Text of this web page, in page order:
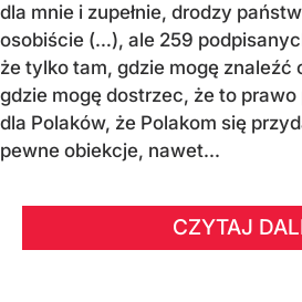
dla mnie i zupełnie, drodzy
osobiście (…), ale 259
że tylko tam, gdzie mogę znaleźć
gdzie mogę dostrzec, że to prawo
dla Polaków, że Polakom się
pewne obiekcje, nawet...
CZYTAJ